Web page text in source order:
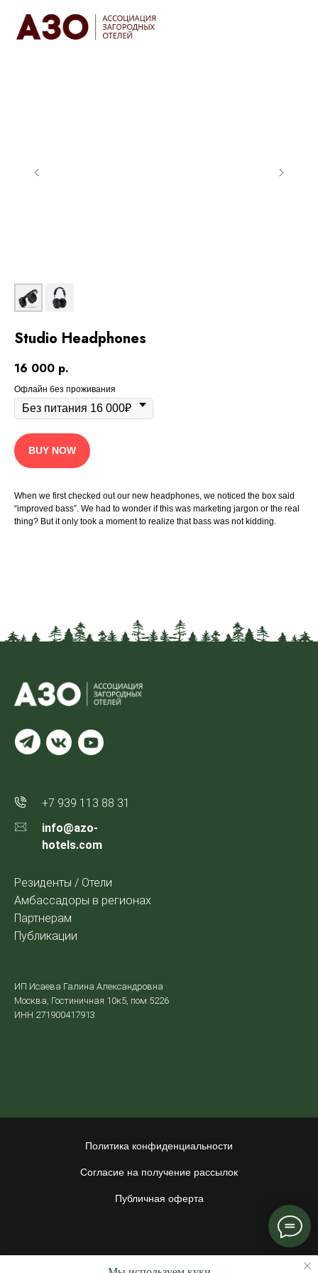
Studio Headphones
16 000 р.
Офлайн без проживания
BUY NOW
When we first checked out our new headphones, we noticed the box said
“improved bass”. We had to wonder if this was marketing jargon or the real
thing? But it only took a moment to realize that bass was not kidding.
+7 939 113 88 31
info@azo-
hotels.com
Резиденты / Отели
Амбассадоры в регионах
Партнерам
Публикации
ИП Исаева Галина Александровна
Москва, Гостиничная 10к5, пом.5226
ИНН 271900417913
Политика конфиденциальности
Согласие на получение рассылок
Публичная оферта